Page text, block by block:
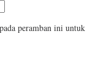
peramban ini untuk